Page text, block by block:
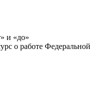
и «до»
о работе Федеральной